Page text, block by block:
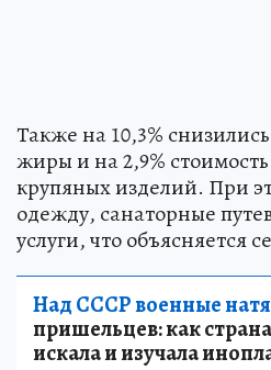
Также на 10,3%
жиры и на 2,9%
крупяных изделий. При
одежду, санаторные
услуги, что объясняется
Над СССР военные
пришельцев: как
искала и изучала